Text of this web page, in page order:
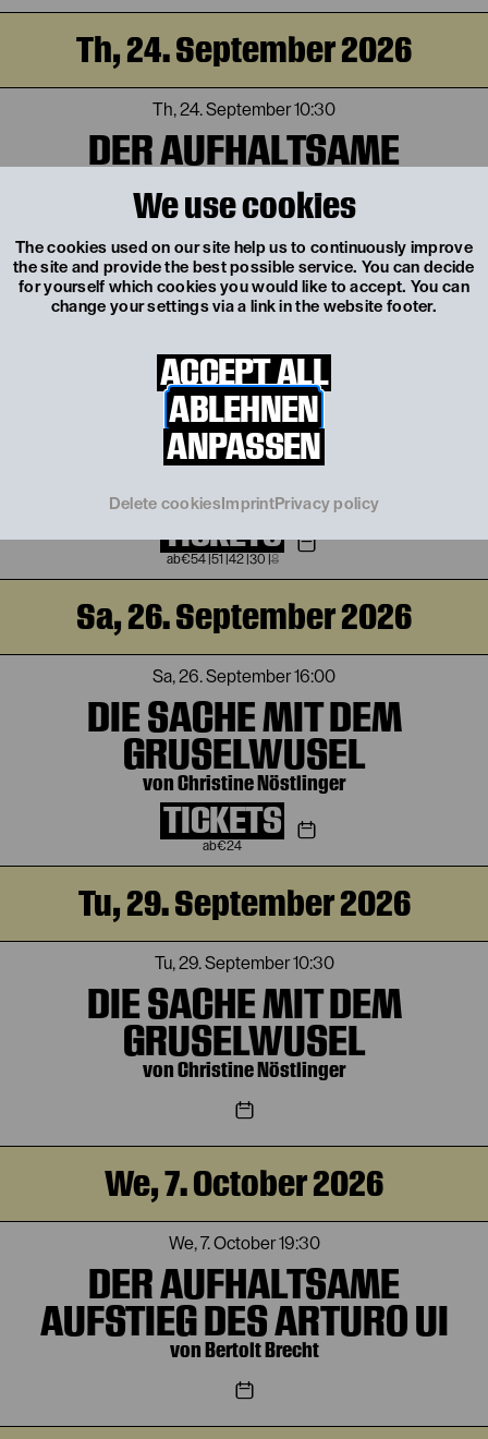
We use cookies
The cookies used on our site help us to continuously improve
the site and provide the best possible service. You can decide
for yourself which cookies you would like to accept. You can
change your settings via a link in the website footer.
ACCEPT ALL
ABLEHNEN
ANPASSEN
Delete cookies Imprint Privacy policy
Th, 24. September 2026
Th, 24. September10:30
DER AUFHALTSAME
AUFSTIEG DES ARTURO UI
von Bertolt Brecht
Fr, 25. September 2026
Fr, 25. September19:30
DER AUFHALTSAME
AUFSTIEG DES ARTURO UI
von Bertolt Brecht
TICKETS
€54 51 42 30 |8
Sa, 26. September 2026
Sa, 26. September16:00
DIE SACHE MIT DEM
GRUSELWUSEL
von Christine Nöstlinger
TICKETS
€24
Tu, 29. September 2026
Tu, 29. September10:30
DIE SACHE MIT DEM
GRUSELWUSEL
von Christine Nöstlinger
We, 7. October 2026
We, 7. October19:30
DER AUFHALTSAME
AUFSTIEG DES ARTURO UI
von Bertolt Brecht